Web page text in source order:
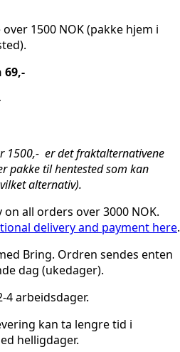
1500 NOK (pakke hjem i
69,-
1500,- er det fraktalternativene
pakke til hentested som kan
alternativ).
all orders over 3000 NOK.
delivery and payment here.
Bring. Ordren sendes enten
dag (ukedager).
4 arbeidsdager.
kan ta lengre tid i
helligdager.